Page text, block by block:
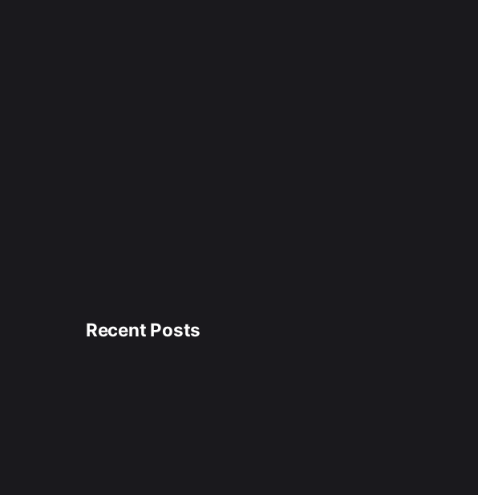
Recent Posts